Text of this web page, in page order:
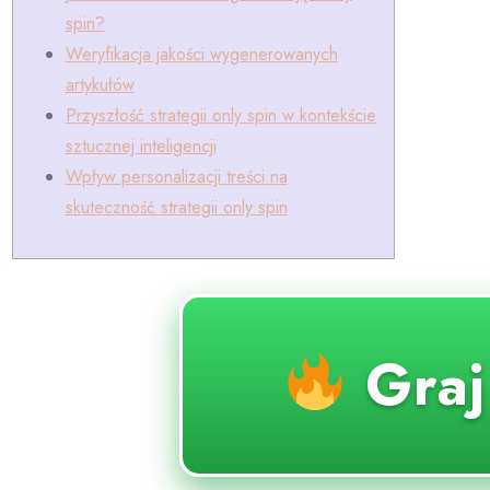
spin?
Weryfikacja jakości wygenerowanych
artykułów
Przyszłość strategii only spin w kontekście
sztucznej inteligencji
Wpływ personalizacji treści na
skuteczność strategii only spin